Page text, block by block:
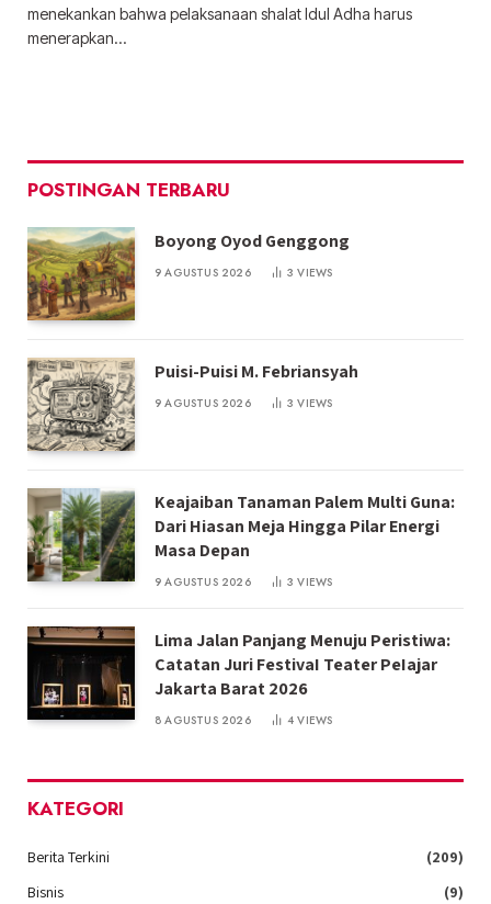
menekankan bahwa pelaksanaan shalat Idul Adha harus
menerapkan…
POSTINGAN TERBARU
Boyong Oyod Genggong
9 AGUSTUS 2026 3VIEWS
Puisi-Puisi M. Febriansyah
9 AGUSTUS 2026 3VIEWS
Keajaiban Tanaman Palem Multi Guna:
Dari Hiasan Meja Hingga Pilar Energi
Masa Depan
9 AGUSTUS 2026 3VIEWS
Lima Jalan Panjang Menuju Peristiwa:
Catatan Juri FestivaI Teater PeIajar
Jakarta Barat 2026
8 AGUSTUS 2026 4VIEWS
KATEGORI
Berita Terkini
(209)
Bisnis
(9)